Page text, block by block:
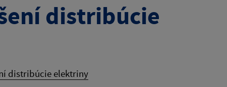
distribúcie
distribúcie elektriny